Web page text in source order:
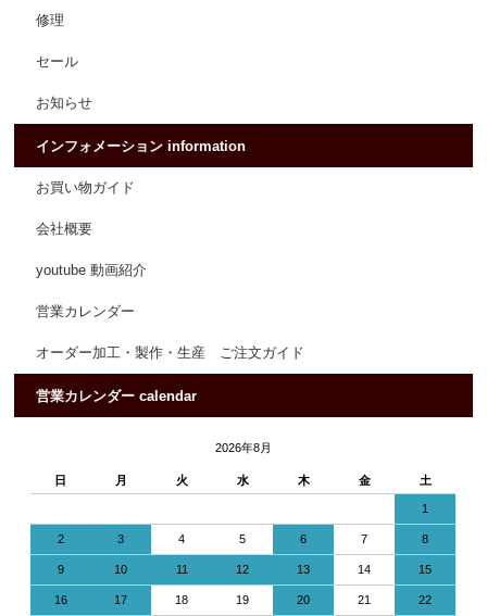
修理
セール
お知らせ
インフォメーション information
お買い物ガイド
会社概要
youtube 動画紹介
営業カレンダー
オーダー加工・製作・生産 ご注文ガイド
営業カレンダー calendar
2026年8月
日 月 火 水 木 金 土
1
2 3 4 5 6 7 8
9 10 11 12 13 14 15
16 17 18 19 20 21 22